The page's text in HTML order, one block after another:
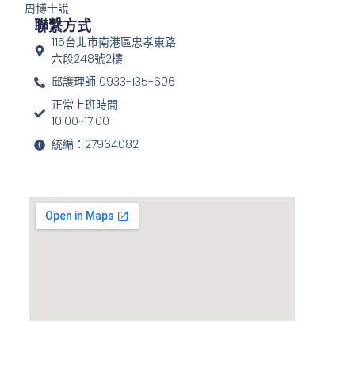
周博士說
聯繫方式
115台北市南港區忠孝東路
六段248號2樓
邱護理師 0933-135-606
正常上班時間
10:00~17:00
統編：27964082